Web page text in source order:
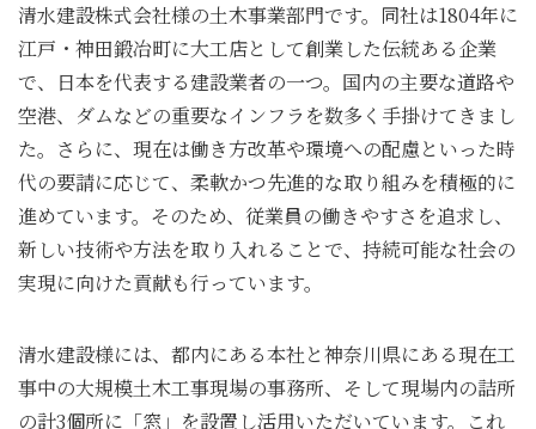
清水建設株式会社様の土木事業部門です。同社は1804年に
江戸・神田鍛冶町に大工店として創業した伝統ある企業
で、日本を代表する建設業者の一つ。国内の主要な道路や
空港、ダムなどの重要なインフラを数多く手掛けてきまし
た。さらに、現在は働き方改革や環境への配慮といった時
代の要請に応じて、柔軟かつ先進的な取り組みを積極的に
進めています。そのため、従業員の働きやすさを追求し、
新しい技術や方法を取り入れることで、持続可能な社会の
実現に向けた貢献も行っています。
清水建設様には、都内にある本社と神奈川県にある現在工
事中の大規模土木工事現場の事務所、そして現場内の詰所
の計3個所に「窓」を設置し活用いただいています。これ